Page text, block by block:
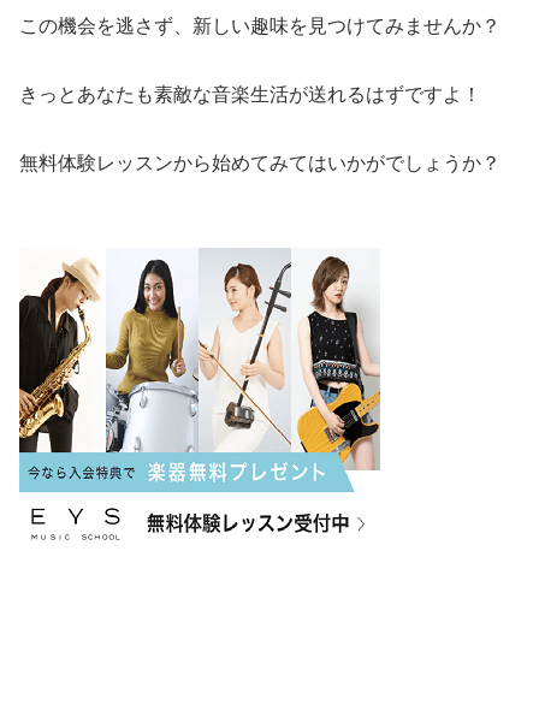
この機会を逃さず、新しい趣味を見つけてみませんか？
きっとあなたも素敵な音楽生活が送れるはずですよ！
無料体験レッスンから始めてみてはいかがでしょうか？